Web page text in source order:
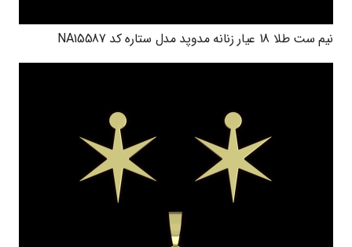
نیم ست طلا 18 عیار زنانه مدوپد مدل ستاره کد NA15587